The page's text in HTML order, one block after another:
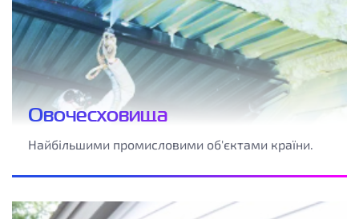
Овочесховища
Найбільшими промисловими об'єктами країни.